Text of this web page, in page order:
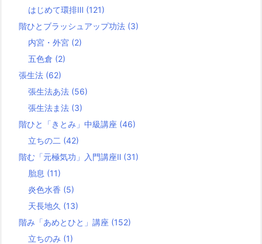
はじめて環排Ⅲ (121)
階ひとブラッシュアップ功法 (3)
内宮・外宮 (2)
五色倉 (2)
張生法 (62)
張生法あ法 (56)
張生法ま法 (3)
階ひと「きとみ」中級講座 (46)
立ちの二 (42)
階む「元極気功」入門講座Ⅱ (31)
胎息 (11)
炎色水香 (5)
天長地久 (13)
階み「あめとひと」講座 (152)
立ちのみ (1)